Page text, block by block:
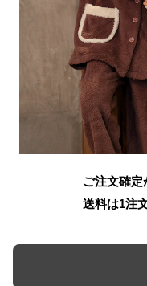
ご注文確定
送料は1注